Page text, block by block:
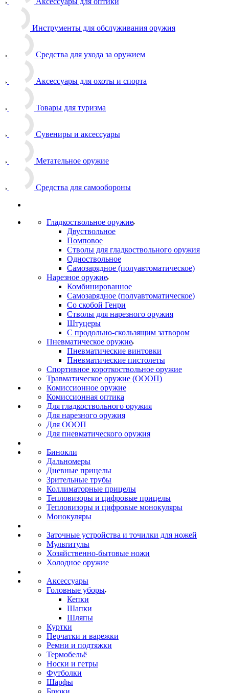
Инструменты для обслуживания оружия
Средства для ухода за оружием
Аксессуары для охоты и спорта
Товары для туризма
Сувениры и аксессуары
Метательное оружие
Средства для самообороны
Гладкоствольное оружие
Двуствольное
Помповое
Стволы для гладкоствольного оружия
Одноствольное
Самозарядное (полуавтоматическое)
Нарезное оружие
Комбинированное
Самозарядное (полуавтоматическое)
Со скобой Генри
Стволы для нарезного оружия
Штуцеры
С продольно-скользящим затвором
Пневматическое оружие
Пневматические винтовки
Пневматические пистолеты
Спортивное короткоствольное оружие
Травматическое оружие (ОООП)
Комиссионное оружие
Комиссионная оптика
Для гладкоствольного оружия
Для нарезного оружия
Для ОООП
Для пневматического оружия
Бинокли
Дальномеры
Дневные прицелы
Зрительные трубы
Коллиматорные прицелы
Тепловизоры и цифровые прицелы
Тепловизоры и цифровые монокуляры
Монокуляры
Заточные устройства и точилки для ножей
Мультитулы
Хозяйственно-бытовые ножи
Холодное оружие
Аксессуары
Головные уборы
Кепки
Шапки
Шляпы
Куртки
Перчатки и варежки
Ремни и подтяжки
Термобельё
Носки и гетры
Футболки
Шарфы
Брюки